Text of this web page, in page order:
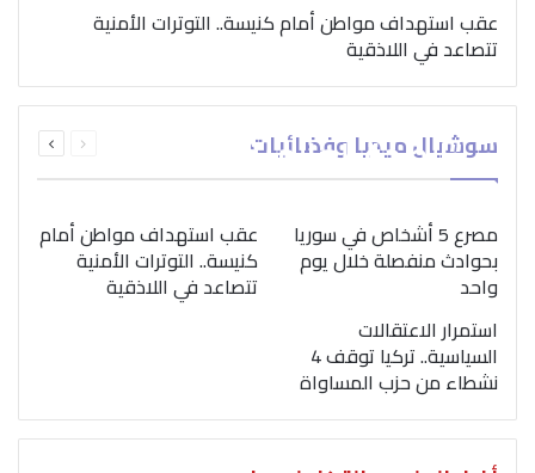
عقب استهداف مواطن أمام كنيسة.. التوترات الأمنية
تتصاعد في اللاذقية
سوشيال ميديا وفضائيات الصفحةالصفحة
بمناسبة اليوم الدولي..
“الصحة العالمية” تؤكد
ضرورة اتباع نهج متكامل
لمواجهة إدمان المخدرات
مصرع 5 أشخاص في سوريا
بحوادث منفصلة خلال يوم
واحد
عقب استهداف مواطن أمام
كنيسة.. التوترات الأمنية
تتصاعد في اللاذقية
استمرار الاعتقالات
السياسية.. تركيا توقف 4
نشطاء من حزب المساواة